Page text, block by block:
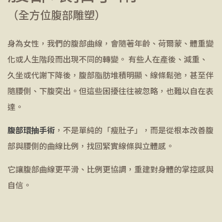
（全方位腹部雕塑）
身為女性，我們的腹部曲線，會隨著年齡、荷爾蒙、體重變
化或人生階段而出現不同的轉變。 有些人在產後、減重、
久坐或代謝下降後，腹部脂肪堆積明顯、線條鬆弛，甚至伴
隨腰側、下腹突出。但這些困擾往往被忽略，也難以自在表
達。
腹部環抽手術 ，不是單純的「瘦肚子」，而是從根本改善腹
部與腰側的曲線比例，找回緊實線條與立體感。
它讓腹部曲線更平滑、比例更協調，重建對身體的掌控感與
自信。